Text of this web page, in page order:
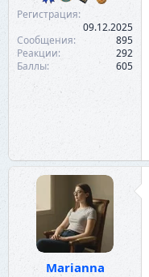
Регистрация
09.12.2025
Сообщения
895
Реакции
292
Баллы
605
Marianna